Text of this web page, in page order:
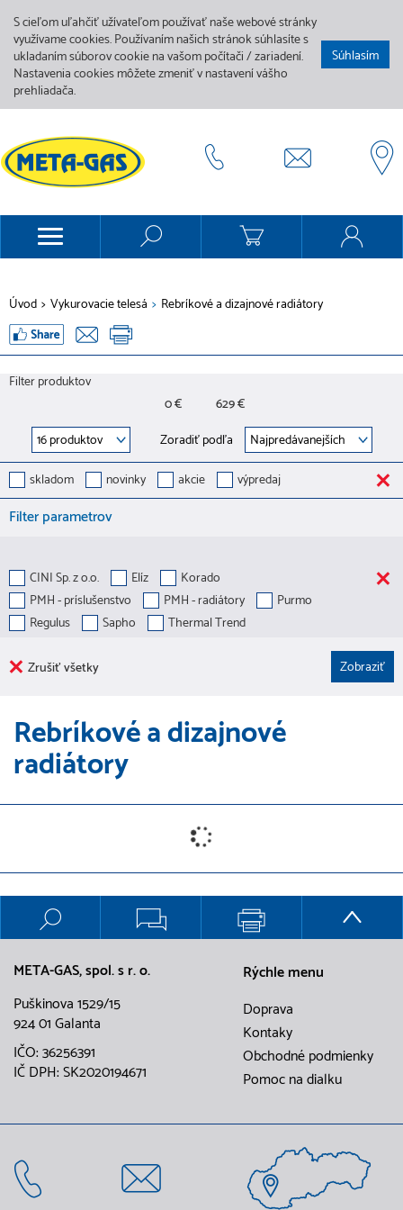
S cieľom uľahčiť užívateľom používať naše webové stránky
využívame cookies. Používaním našich stránok súhlasíte s
ukladaním súborov cookie na vašom počítači / zariadení.
Nastavenia cookies môžete zmeniť v nastavení vášho
prehliadača.
Súhlasím
Úvod > Vykurovacie telesá > Rebríkové a dizajnové radiátory
Filter produktov
0 €
629 €
Zoradiť podľa
skladom
novinky akcie výpredaj
Filter parametrov
CINI Sp. z o.o. Elíz
Korado
PMH - príslušenstvo
PMH - radiátory
Purmo
Regulus
Sapho Thermal Trend
Zrušiť všetky
Rebríkové a dizajnové
radiátory
META-GAS, spol. s r. o.
Puškinova 1529/15
924 01 Galanta
IČO: 36256391
IČ DPH: SK2020194671
Rýchle menu
Doprava
Kontaky
Obchodné podmienky
Pomoc na dialku